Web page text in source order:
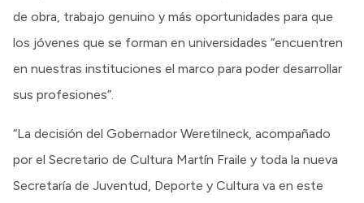
de obra, trabajo genuino y más oportunidades para que
los jóvenes que se forman en universidades “encuentren
en nuestras instituciones el marco para poder desarrollar
sus profesiones”.
“La decisión del Gobernador Weretilneck, acompañado
por el Secretario de Cultura Martín Fraile y toda la nueva
Secretaría de Juventud, Deporte y Cultura va en este